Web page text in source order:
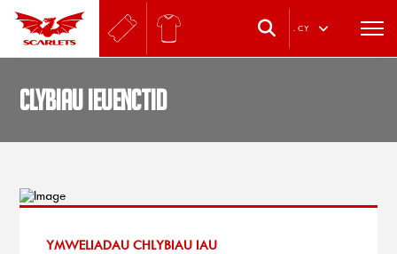
. CY
Clybiau Ieuenctid
YMWELIADAU CHLYBIAU IAU